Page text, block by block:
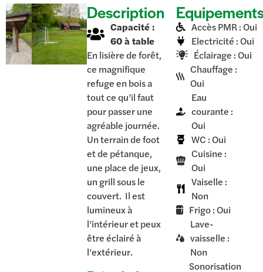
Description
Capacité :
60 à table
En lisière de forêt,
ce magnifique
refuge en bois a
tout ce qu’il faut
pour passer une
agréable journée.
Un terrain de foot
et de pétanque,
une place de jeux,
un grill sous le
couvert. Il est
lumineux à
l’intérieur et peux
être éclairé à
l’extérieur.
Accès PMR : Oui
Electricité : Oui
Éclairage : Oui
Chauffage :
Oui
Eau
courante :
Oui
WC : Oui
Cuisine :
Oui
Vaiselle :
Non
Frigo : Oui
Lave-
vaisselle :
Non
Sonorisation